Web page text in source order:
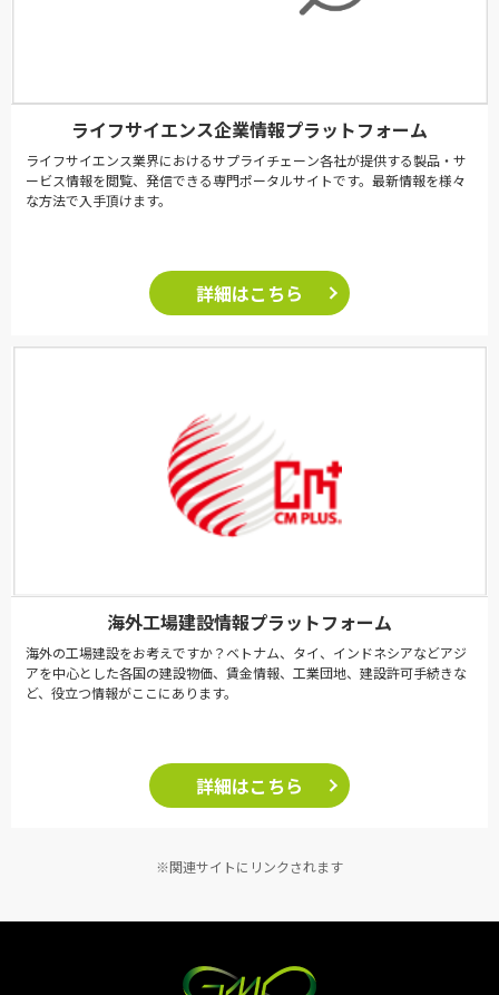
ライフサイエンス企業情報プラットフォーム
ライフサイエンス業界におけるサプライチェーン各社が提供する製品・サ
ービス情報を閲覧、発信できる専門ポータルサイトです。最新情報を様々
な方法で入手頂けます。
詳細はこちら
海外工場建設情報プラットフォーム
海外の工場建設をお考えですか？ベトナム、タイ、インドネシアなどアジ
アを中心とした各国の建設物価、賃金情報、工業団地、建設許可手続きな
ど、役立つ情報がここにあります。
詳細はこちら
※関連サイトにリンクされます